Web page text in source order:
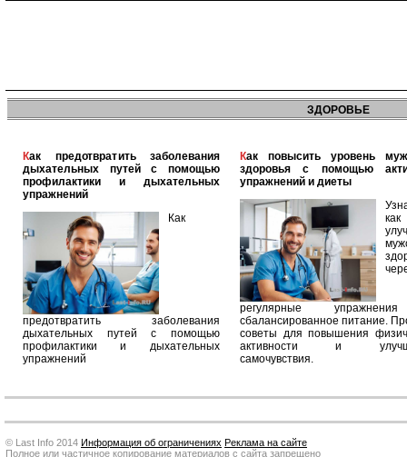
ЗДОРОВЬЕ
Как предотвратить заболевания
дыхательных путей с помощью
профилактики и дыхательных
упражнений
Как
предотвратить заболевания
дыхательных путей с помощью
профилактики и дыхательных
упражнений
Как повысить уровень мужского
здоровья с помощью
упражнений и диеты
как
регулярные
сбалансированное питание.
советы для повышения
активности и
самочувствия.
© Last Info 2014 Информация об ограничениях Реклама на сайте
Полное или частичное копирование материалов с сайта запрещено